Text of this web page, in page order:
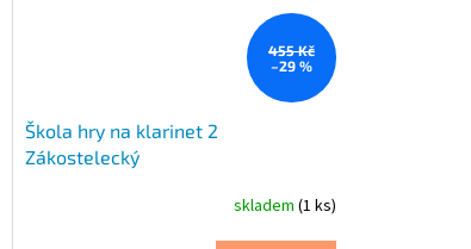
455 Kč
–29 %
Škola hry na klarinet 2
Zákostelecký
skladem (1 ks)